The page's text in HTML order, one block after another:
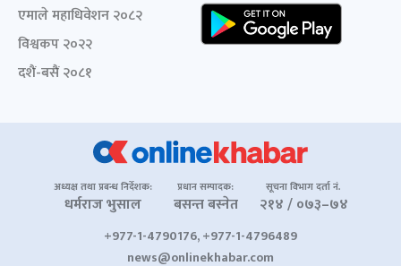
एमाले महाधिवेशन २०८२
विश्वकप २०२२
दशैं-बसैं २०८१
अध्यक्ष तथा प्रबन्ध निर्देशक:
धर्मराज भुसाल
प्रधान सम्पादक:
बसन्त बस्नेत
सूचना विभाग दर्ता नं.
२१४ / ०७३–७४
+977-1-4790176, +977-1-4796489
news@onlinekhabar.com